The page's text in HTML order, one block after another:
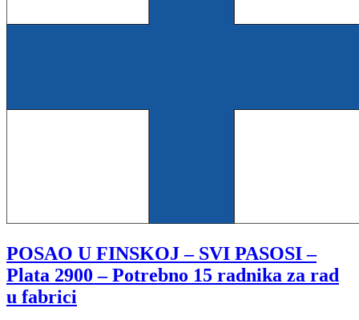
POSAO U FINSKOJ – SVI PASOSI –
Plata 2900 – Potrebno 15 radnika za rad
u fabrici